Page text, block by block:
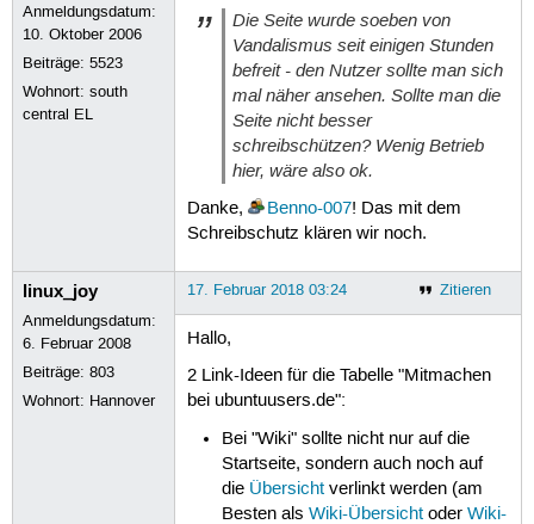
Anmeldungsdatum:
10. Oktober 2006
Beiträge:5523
Wohnort: south
central EL
Die Seite wurde soeben von
Vandalismus seit einigen Stunden
befreit - den Nutzer sollte man sich
mal näher ansehen. Sollte man die
Seite nicht besser
schreibschützen? Wenig Betrieb
hier, wäre also ok.
Danke, Benno-007! Das mit dem
Schreibschutz klären wir noch.
linux_joy
Anmeldungsdatum:
6. Februar 2008
Beiträge:803
Wohnort: Hannover
Zitieren
17. Februar 2018 03:24
Hallo,
2 Link-Ideen für die Tabelle "Mitmachen
bei ubuntuusers.de":
Bei "Wiki" sollte nicht nur auf die
Startseite, sondern auch noch auf
die Übersicht verlinkt werden (am
Besten alsWiki-Übersicht oderWiki-